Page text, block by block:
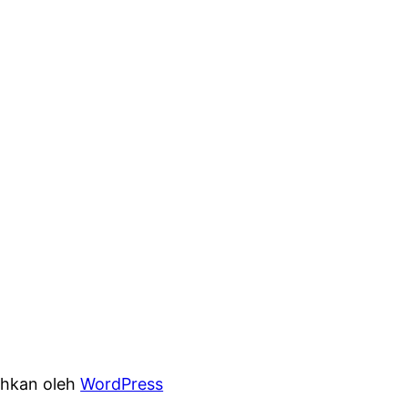
olehWordPress